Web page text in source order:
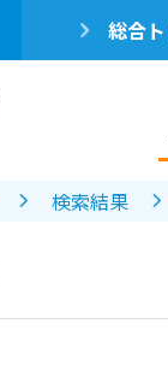
総合
検索結果